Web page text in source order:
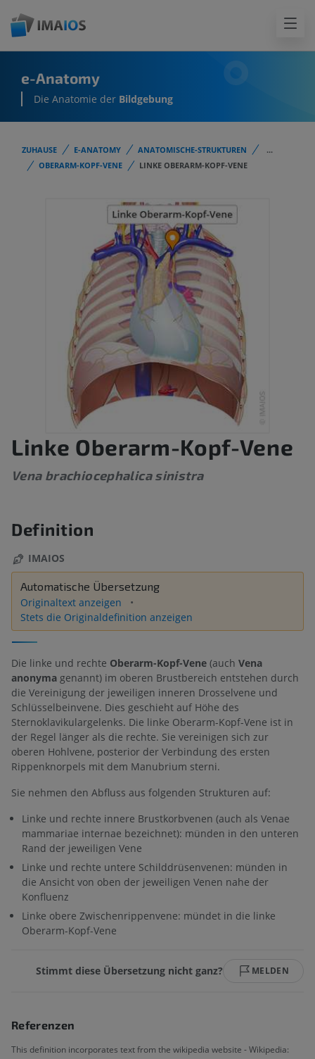
e-Anatomy
Die Anatomie der Bildgebung
ZUHAUSE E-ANATOMY ANATOMISCHE-STRUKTUREN
...
OBERARM-KOPF-VENE
LINKE OBERARM-KOPF-VENE
Linke Oberarm-Kopf-Vene
Vena brachiocephalica sinistra
Definition
IMAIOS
Automatische Übersetzung
Originaltext anzeigen
Stets die Originaldefinition anzeigen
Die linke und rechte Oberarm-Kopf-Vene (auch Vena
anonyma genannt) im oberen Brustbereich entstehen durch
die Vereinigung der jeweiligen inneren Drosselvene und
Schlüsselbeinvene. Dies geschieht auf Höhe des
Sternoklavikulargelenks. Die linke Oberarm-Kopf-Vene ist in
der Regel länger als die rechte. Sie vereinigen sich zur
oberen Hohlvene, posterior der Verbindung des ersten
Rippenknorpels mit dem Manubrium sterni.
Sie nehmen den Abfluss aus folgenden Strukturen auf:
Linke und rechte innere Brustkorbvenen (auch als Venae
mammariae internae bezeichnet): münden in den unteren
Rand der jeweiligen Vene
Linke und rechte untere Schilddrüsenvenen: münden in
die Ansicht von oben der jeweiligen Venen nahe der
Konfluenz
Linke obere Zwischenrippenvene: mündet in die linke
Oberarm-Kopf-Vene
Stimmt diese Übersetzung nicht ganz? MELDEN
Referenzen
This definition incorporates text from the wikipedia website - Wikipedia: